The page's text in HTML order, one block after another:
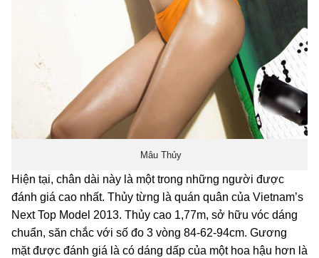
Mâu Thủy
Hiện tại, chân dài này là một trong những người được
đánh giá cao nhất. Thủy từng là quán quân của Vietnam’s
Next Top Model 2013. Thủy cao 1,77m, sở hữu vóc dáng
chuẩn, săn chắc với số đo 3 vòng 84-62-94cm. Gương
mặt được đánh giá là có dáng dấp của một hoa hậu hơn là